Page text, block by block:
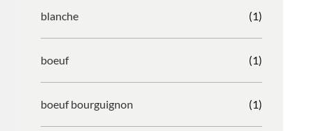
blanche (1)
boeuf (1)
boeuf bourguignon (1)